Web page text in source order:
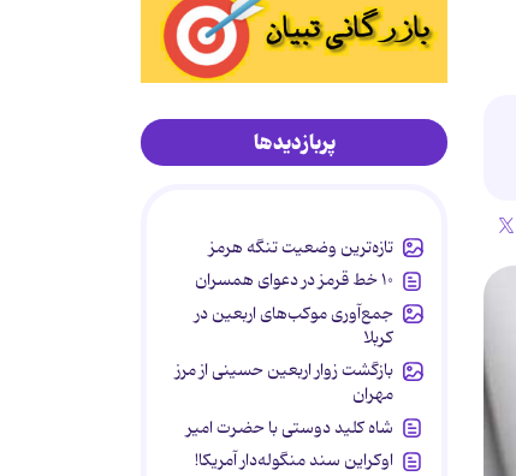
پربازدیدها
تازه‌ترین وضعیت تنگه هرمز
۱۰ خط قرمز در دعوای همسران
جمع‌آوری موکب‌های اربعین در
کربلا
بازگشت زوار اربعین حسینی از مرز
مهران
شاه کلید دوستی با حضرت امیر
اوکراین سند منگوله‌دار آمریکا!